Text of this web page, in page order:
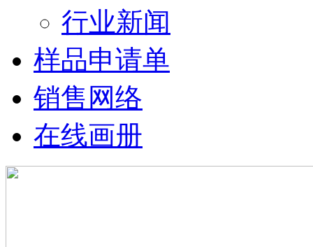
行业新闻
样品申请单
销售网络
在线画册